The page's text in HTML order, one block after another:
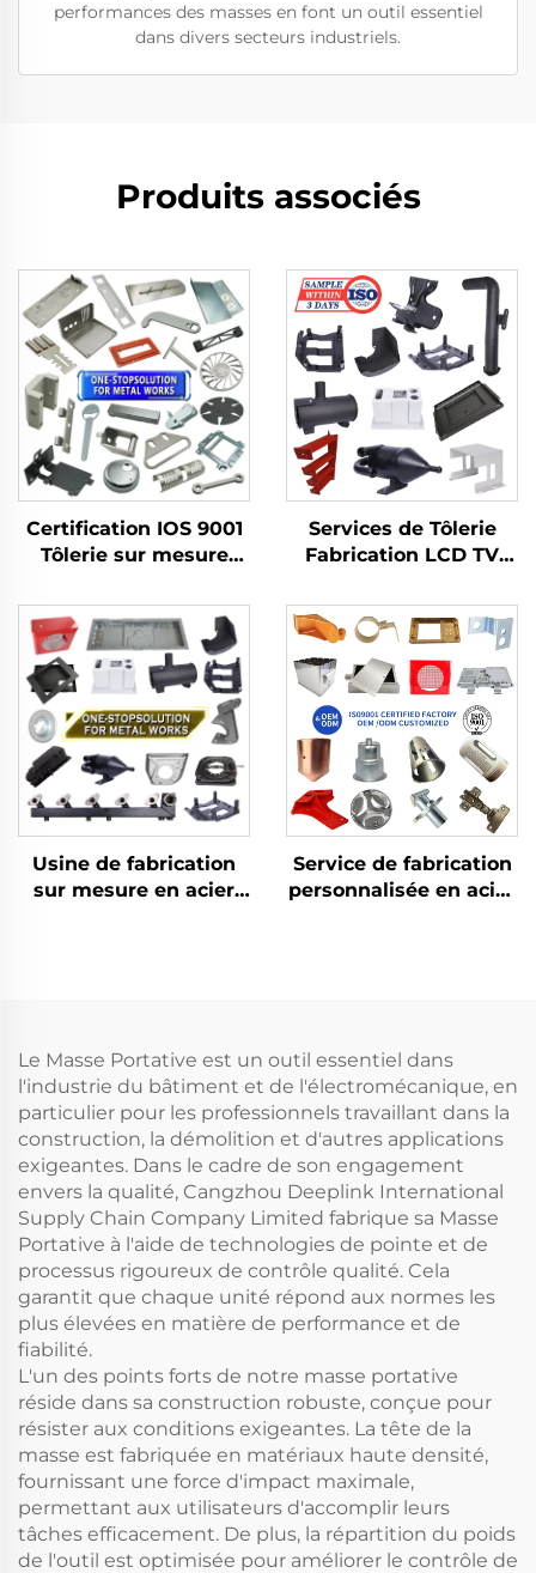
performances des masses en font un outil essentiel
dans divers secteurs industriels.
Produits associés
Certification IOS 9001
Tôlerie sur mesure
aluminium Découpe à
l' laser
Services de Tôlerie
Fabrication LCD TV
Emboutissage Profond
Pièces embouties en
aluminium et cuivre
Usine de fabrication
sur mesure en acier
Service de fabrication
personnalisée en acier
tôlerie
Le Masse Portative est un outil essentiel dans
l'industrie du bâtiment et de l'électromécanique, en
particulier pour les professionnels travaillant dans la
construction, la démolition et d'autres applications
exigeantes. Dans le cadre de son engagement
envers la qualité, Cangzhou Deeplink International
Supply Chain Company Limited fabrique sa Masse
Portative à l'aide de technologies de pointe et de
processus rigoureux de contrôle qualité. Cela
garantit que chaque unité répond aux normes les
plus élevées en matière de performance et de
fiabilité.
L'un des points forts de notre masse portative
réside dans sa construction robuste, conçue pour
résister aux conditions exigeantes. La tête de la
masse est fabriquée en matériaux haute densité,
fournissant une force d'impact maximale,
permettant aux utilisateurs d'accomplir leurs
tâches efficacement. De plus, la répartition du poids
de l'outil est optimisée pour améliorer le contrôle de